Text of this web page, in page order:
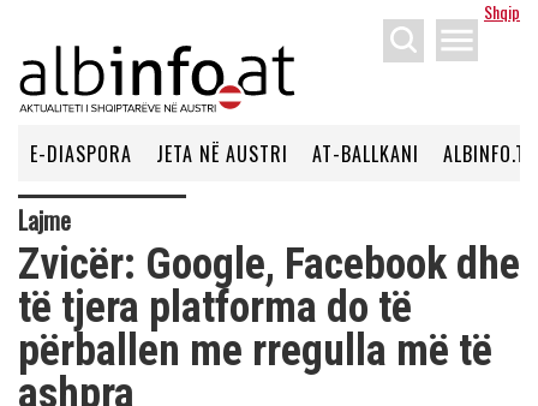
Shqip
menu
E-DIASPORA JETA NË AUSTRI AT-BALLKANI ALBINFO.TV
Lajme
Zvicër: Google, Facebook dhe
të tjera platforma do të
përballen me rregulla më të
ashpra